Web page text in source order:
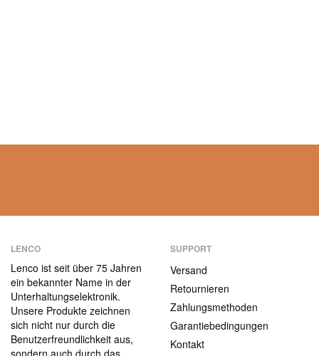
LENCO
Lenco ist seit über 75 Jahren
ein bekannter Name in der
Unterhaltungselektronik.
Unsere Produkte zeichnen
sich nicht nur durch die
Benutzerfreundlichkeit aus,
sondern auch durch das
SUPPORT
Versand
Retournieren
Zahlungsmethoden
Garantiebedingungen
Kontakt